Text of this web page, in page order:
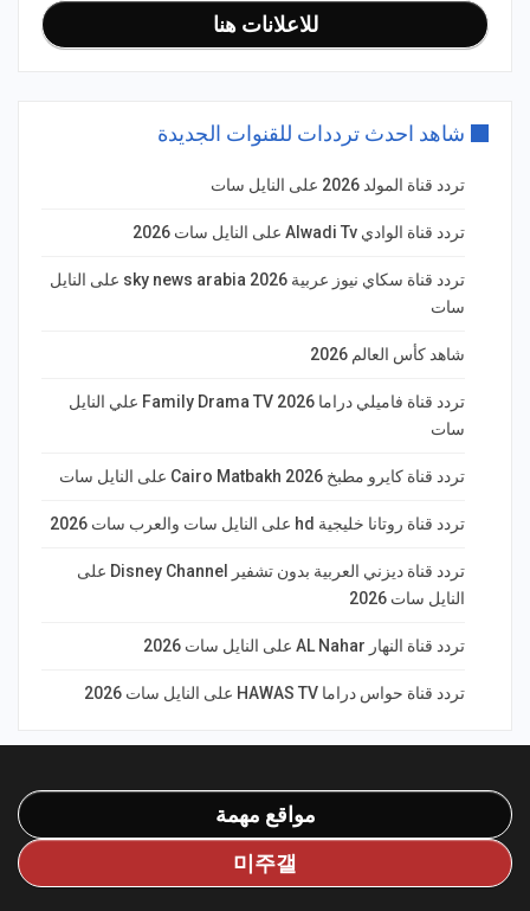
للاعلانات هنا
شاهد احدث ترددات للقنوات الجديدة
تردد قناة المولد 2026 على النايل سات
تردد قناة الوادي Alwadi Tv على النايل سات 2026
تردد قناة سكاي نيوز عربية 2026 sky news arabia على النايل
سات
شاهد كأس العالم 2026
تردد قناة فاميلي دراما Family Drama TV 2026 علي النايل
سات
تردد قناة كايرو مطبخ 2026 Cairo Matbakh على النايل سات
تردد قناة روتانا خليجية hd على النايل سات والعرب سات 2026
تردد قناة ديزني العربية بدون تشفير Disney Channel على
النايل سات 2026
تردد قناة النهار AL Nahar على النايل سات 2026
تردد قناة حواس دراما HAWAS TV على النايل سات 2026
مواقع مهمة
미주갤